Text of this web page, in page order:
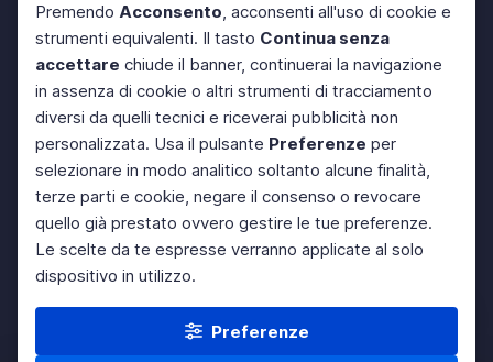
Premendo Acconsento, acconsenti all'uso di cookie e
strumenti equivalenti. Il tasto Continua senza
accettare chiude il banner, continuerai la navigazione
in assenza di cookie o altri strumenti di tracciamento
diversi da quelli tecnici e riceverai pubblicità non
personalizzata. Usa il pulsante Preferenze per
selezionare in modo analitico soltanto alcune finalità,
terze parti e cookie, negare il consenso o revocare
quello già prestato ovvero gestire le tue preferenze.
Le scelte da te espresse verranno applicate al solo
dispositivo in utilizzo.
Preferenze